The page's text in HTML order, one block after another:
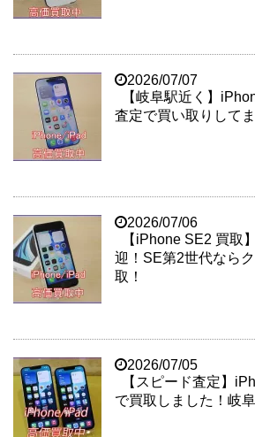
2026/07/07
【岐阜駅近く】
査定で買い取りしてま
2026/07/06
【iPhone SE2 買取
迎！SE第2世代なら
取！
2026/07/05
【スピード査定】
で買取しました！岐